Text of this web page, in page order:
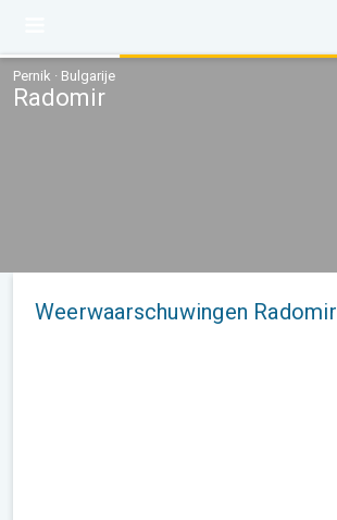
Pernik · Bulgarije
Radomir
Weerwaarschuwingen Radomir